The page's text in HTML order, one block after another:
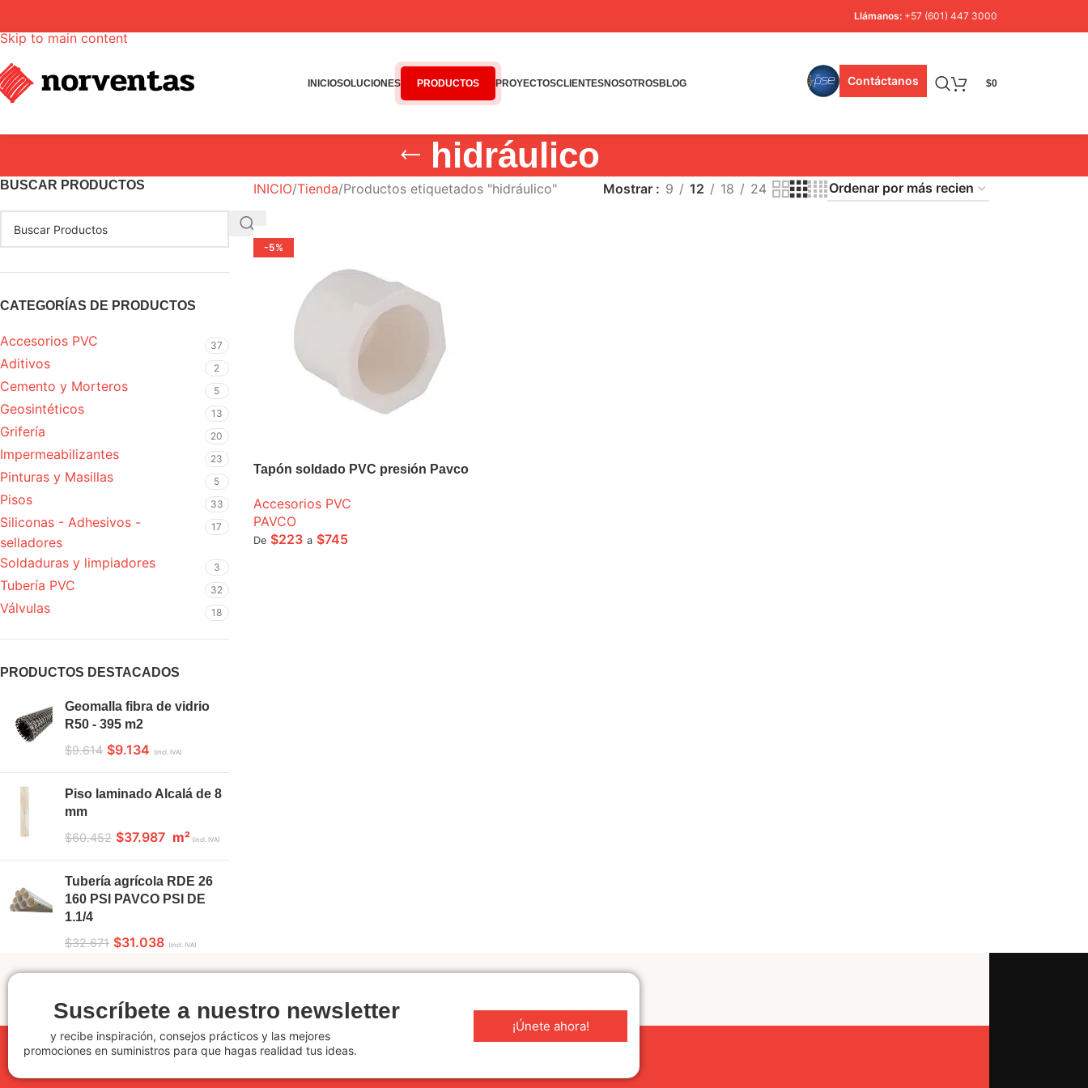
Skip to main content
Llámanos: +57 (601) 447 3000
INICIOSOLUCIONES PRODUCTOS PROYECTOSCLIENTESNOSOTROSBLOG Contáctanos $0
hidráulico
BUSCAR PRODUCTOS
CATEGORÍAS DE PRODUCTOS
Accesorios PVC 37
Aditivos 2
Cemento y Morteros 5
Geosintéticos 13
Grifería 20
Impermeabilizantes 23
Pinturas y Masillas 5
Pisos 33
Siliconas - Adhesivos -
selladores
17
Soldaduras y limpiadores 3
Tubería PVC 32
Válvulas 18
PRODUCTOS DESTACADOS
Geomalla fibra de vidrio
R50 - 395 m2
$9.614 $9.134 (incl. IVA)
Piso laminado Alcalá de 8
mm
$60.452 $37.987 m² (incl. IVA)
Tubería agrícola RDE 26
160 PSI PAVCO PSI DE
1.1/4
$32.671 $31.038 (incl. IVA)
INICIO Tienda Productos etiquetados "hidráulico" Mostrar 9 12 18 24
-5%
Tapón soldado PVC presión Pavco
Accesorios PVC
PAVCO
De $223 a $745
Suscríbete a nuestro newsletter
y recibe inspiración, consejos prácticos y las mejores
promociones en suministros para que hagas realidad tus ideas.
¡Únete ahora!